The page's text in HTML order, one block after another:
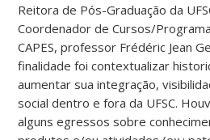
Reitora de Pós-Graduação da
Coordenador de Cursos/
CAPES, professor Frédéric Jean
finalidade foi contextualizar
aumentar sua integração,
social dentro e fora da UFSC.
alguns egressos sobre